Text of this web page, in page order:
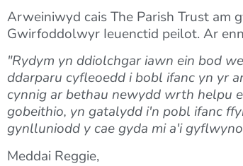
Arweiniwyd cais The Parish Trust am
Gwirfoddolwyr Ieuenctid peilot. Ar
"Rydym yn ddiolchgar iawn ein bod
ddarparu cyfleoedd i bobl ifanc yn yr
cynnig ar bethau newydd wrth helpu
gobeithio, yn gatalydd i'n pobl ifanc
gynlluniodd y cae gyda mi a'i
Meddai Reggie,